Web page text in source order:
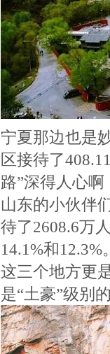
宁夏那边也是
区接待了
路”深得人心啊
山东的小伙伴
待了2608.6万
14.1%和
这三个地方更
是“土豪”级别